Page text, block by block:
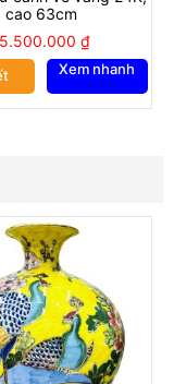
cao 63cm
₫
Xem nhanh